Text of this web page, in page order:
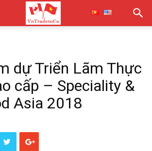
dự Triển Lãm Thực
cấp – Speciality &
Asia 2018